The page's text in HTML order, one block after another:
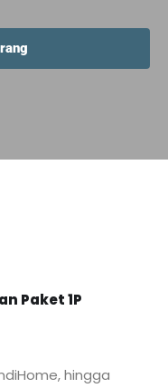
Paket 1P
hingga